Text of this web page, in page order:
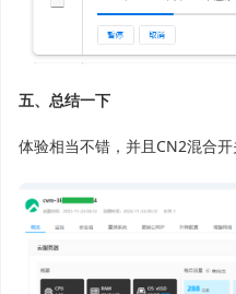
五、总结一下
体验相当不错，并且CN2混合开